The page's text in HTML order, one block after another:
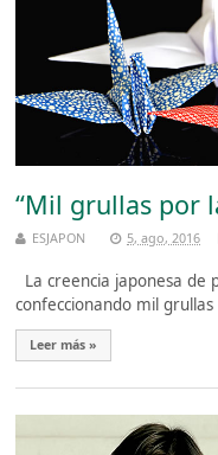
“Mil grullas por
ESJAPON 5, ago, 2016
La creencia japonesa de
confeccionando mil
Leer más »